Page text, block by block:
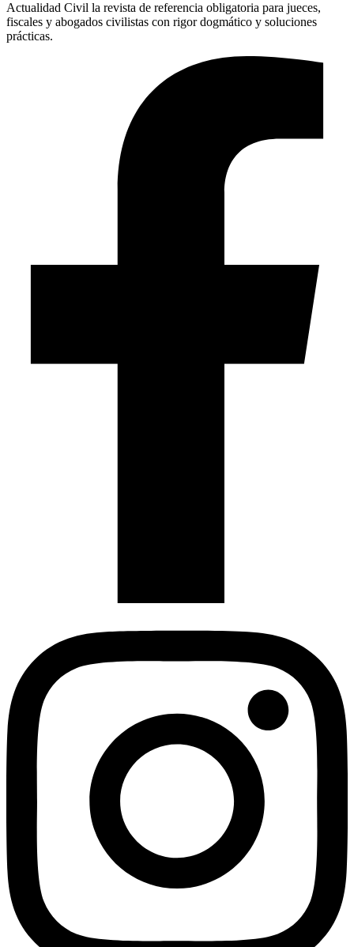
Actualidad Civil la revista de referencia obligatoria para jueces,
fiscales y abogados civilistas con rigor dogmático y soluciones
prácticas.